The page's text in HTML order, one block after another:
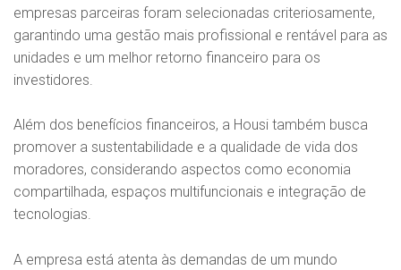
empresas parceiras foram selecionadas criteriosamente,
garantindo uma gestão mais profissional e rentável para as
unidades e um melhor retorno financeiro para os
investidores.
Além dos benefícios financeiros, a Housi também busca
promover a sustentabilidade e a qualidade de vida dos
moradores, considerando aspectos como economia
compartilhada, espaços multifuncionais e integração de
tecnologias.
A empresa está atenta às demandas de um mundo